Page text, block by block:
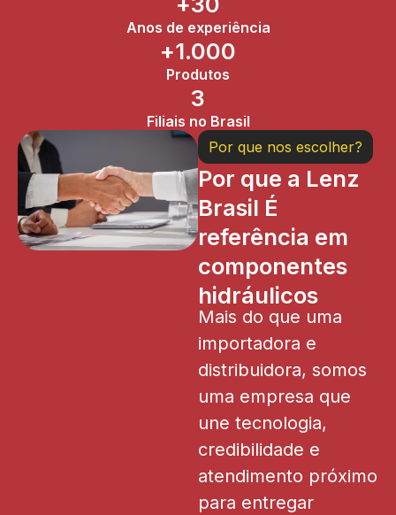
Anos de experiência
Produtos
+1.000
Filiais no Brasil
3
Por que nos escolher?
Por que a Lenz
Brasil É
referência em
componentes
hidráulicos
Mais do que uma
importadora e
distribuidora, somos
uma empresa que
une tecnologia,
credibilidade e
atendimento próximo
para entregar